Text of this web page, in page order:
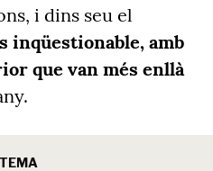
i dins seu el
inqüestionable, amb
que van més enllà